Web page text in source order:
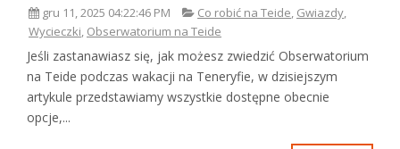
gru 11, 2025 04:22:46 PM Co robić na Teide, Gwiazdy,
Wycieczki, Obserwatorium na Teide
Jeśli zastanawiasz się, jak możesz zwiedzić Obserwatorium
na Teide podczas wakacji na Teneryfie, w dzisiejszym
artykule przedstawiamy wszystkie dostępne obecnie
opcje,...